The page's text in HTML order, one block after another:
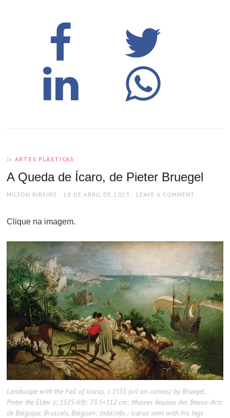
In ARTES PLÁSTICAS
A Queda de Ícaro, de Pieter Bruegel
AUTHOR
MILTON RIBEIRO
POSTED
18 DE ABRIL DE 2023 LEAVE A COMMENT
Clique na imagem.
Landscape with the Fall of Icarus, c.1555 (oil on canvas) by Bruegel,
Pieter the Elder (c.1525-69); 73.5×112 cm; Musees Royaux des Beaux-Arts
de Belgique, Brussels, Belgium; (add.info.: Icarus seen with his legs